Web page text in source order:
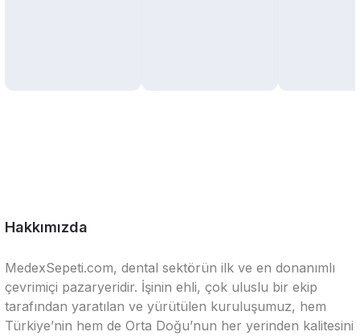
Hakkımızda
MedexSepeti.com, dental sektörün ilk ve en donanımlı
çevrimiçi pazaryeridir. İşinin ehli, çok uluslu bir ekip
tarafından yaratılan ve yürütülen kuruluşumuz, hem
Türkiye’nin hem de Orta Doğu’nun her yerinden kalitesini